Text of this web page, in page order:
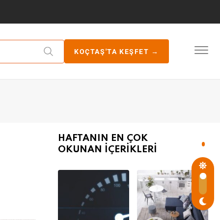
KOÇTAŞ'TA KEŞFET →
HAFTANIN EN ÇOK
OKUNAN İÇERİKLERİ